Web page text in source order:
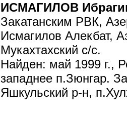
ИСМАГИЛОВ
Закатанским РВК,
Исмагилов Алекбат,
Мукахтахский с/с.
Найден: май 1999 г.,
западнее п.Зюнгар.
Яшкульский р-н,